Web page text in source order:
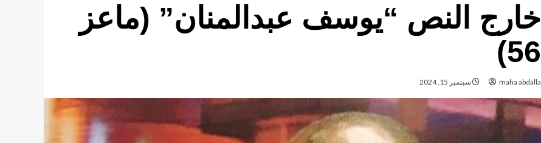
خارج النص “يوسف عبدالمنان” (ماعز
56)
maha abdalla سبتمبر 15, 2024